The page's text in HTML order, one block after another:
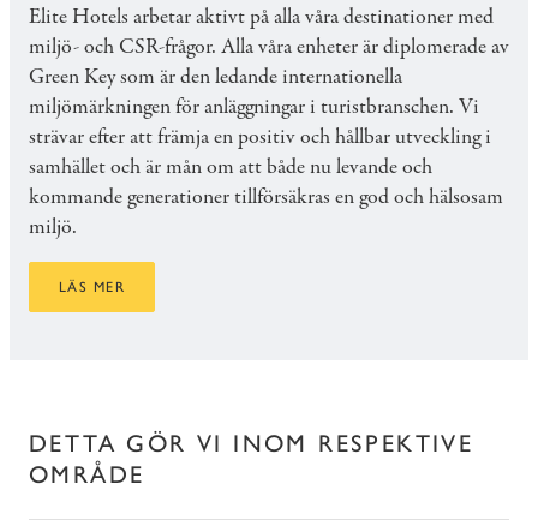
Elite Hotels arbetar aktivt på alla våra destinationer med
miljö- och CSR-frågor. Alla våra enheter är diplomerade av
Green Key som är den ledande internationella
miljömärkningen för anläggningar i turistbranschen. Vi
strävar efter att främja en positiv och hållbar utveckling i
samhället och är mån om att både nu levande och
kommande generationer tillförsäkras en god och hälsosam
miljö.
LÄS MER
DETTA GÖR VI INOM RESPEKTIVE
OMRÅDE